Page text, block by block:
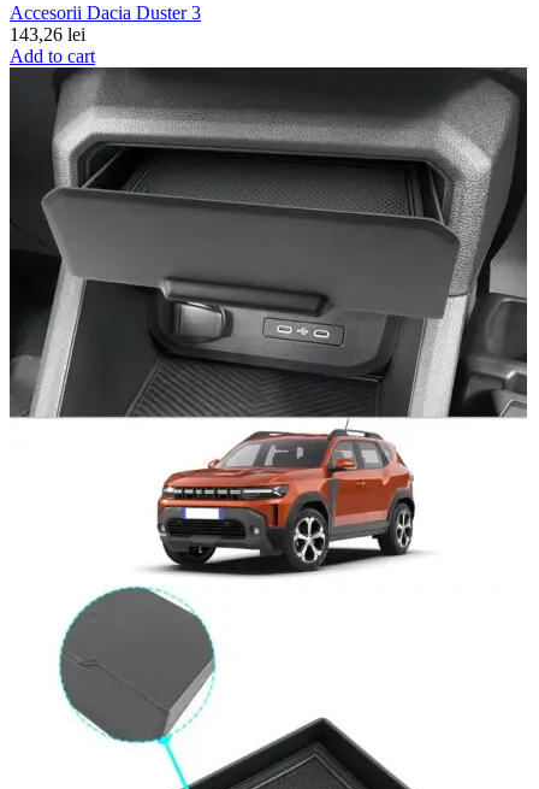
Accesorii Dacia Duster 3
143,26 lei
Add to cart